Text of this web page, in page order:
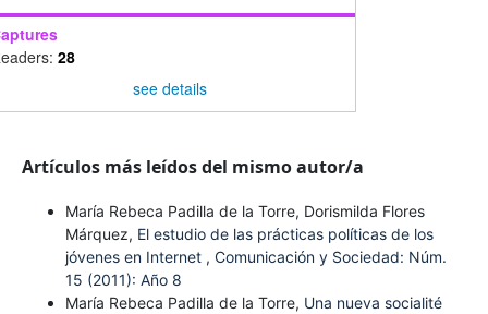
28
see details
Artículos más leídos del mismo autor/a
María Rebeca Padilla de la Torre, Dorismilda Flores
Márquez, El estudio de las prácticas políticas de los
jóvenes en Internet , Comunicación y Sociedad: Núm.
15 (2011): Año 8
María Rebeca Padilla de la Torre, Una nueva socialité